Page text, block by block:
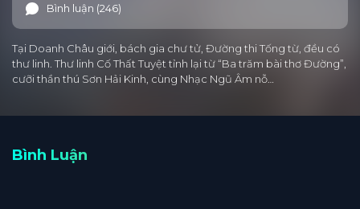
Tập 15 Tập 14 Tập 13 Tập 12 Tập 11
Tập 10 Tập 9 Tập 8 Tập 7 Tập 6
Bình luận (246)
Tại Doanh Châu giới, bách gia chư tử, Đường thi Tống từ, đều có
thư linh. Thư linh Cố Thất Tuyệt tỉnh lại từ “Ba trăm bài thơ Đường”,
cưỡi thần thú Sơn Hải Kinh, cùng Nhạc Ngũ Âm nỗ…
Bình Luận